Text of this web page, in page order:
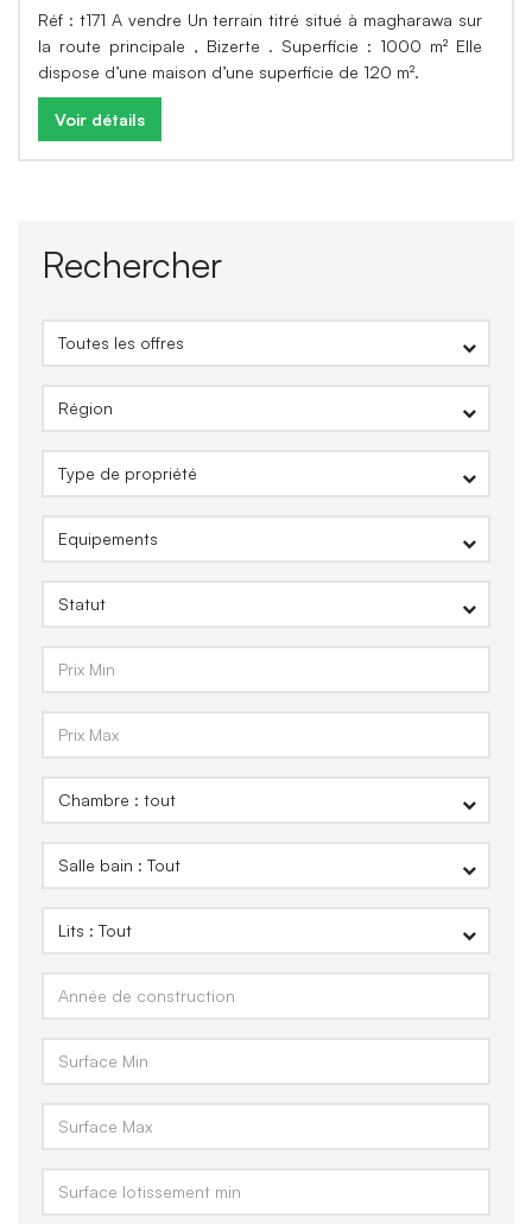
Réf : t171 A vendre Un terrain titré situé à magharawa sur
la route principale , Bizerte . Superficie : 1000 m² Elle
dispose d’une maison d’une superficie de 120 m².
Voir détails
Rechercher